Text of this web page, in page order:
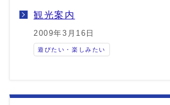
観光案内
2009年3月16日
遊びたい・楽しみたい